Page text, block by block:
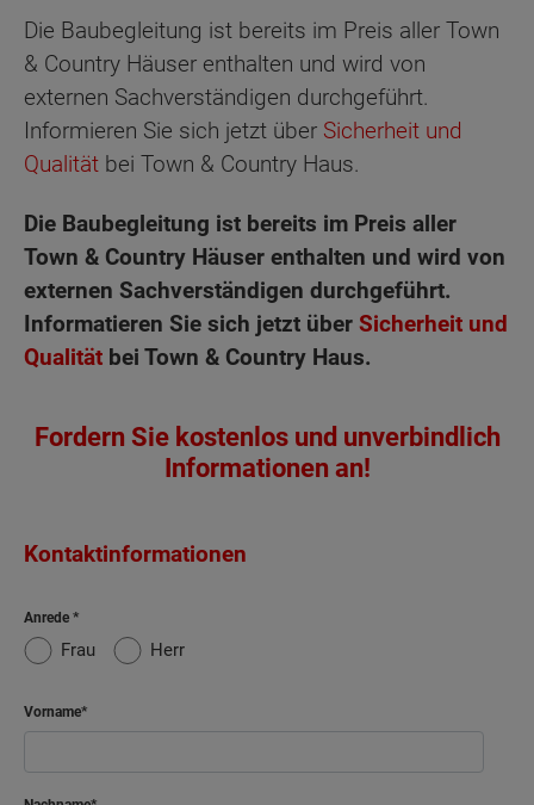
Die Baubegleitung ist bereits im Preis aller Town
& Country Häuser enthalten und wird von
externen Sachverständigen durchgeführt.
Informieren Sie sich jetzt über Sicherheit und
Qualität bei Town & Country Haus.
Die Baubegleitung ist bereits im Preis aller
Town & Country Häuser enthalten und wird von
externen Sachverständigen durchgeführt.
Informatieren Sie sich jetzt über Sicherheit und
Qualität bei Town & Country Haus.
Fordern Sie kostenlos und unverbindlich
Informationen an!
Kontaktinformationen
Anrede
Frau Herr
Vorname